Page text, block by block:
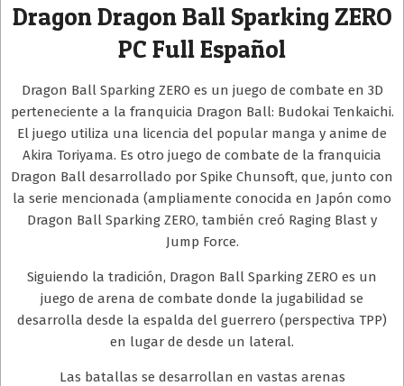
Dragon Dragon Ball Sparking ZERO
PC Full Español
Dragon Ball Sparking ZERO es un juego de combate en 3D
perteneciente a la franquicia Dragon Ball: Budokai Tenkaichi.
El juego utiliza una licencia del popular manga y anime de
Akira Toriyama. Es otro juego de combate de la franquicia
Dragon Ball desarrollado por Spike Chunsoft, que, junto con
la serie mencionada (ampliamente conocida en Japón como
Dragon Ball Sparking ZERO, también creó Raging Blast y
Jump Force.
Siguiendo la tradición, Dragon Ball Sparking ZERO es un
juego de arena de combate donde la jugabilidad se
desarrolla desde la espalda del guerrero (perspectiva TPP)
en lugar de desde un lateral.
Las batallas se desarrollan en vastas arenas